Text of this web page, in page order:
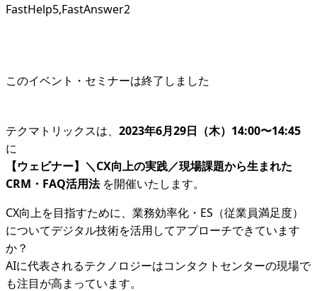
FastHelp5,FastAnswer2
このイベント・セミナーは終了しました
テクマトリックスは、 2023年6月29日（木）14:00〜14:45
に
【ウェビナー】＼CX向上の実践／現場課題から生まれた
CRM・FAQ活用法 を開催いたします。
CX向上を目指すために、業務効率化・ES（従業員満足度）
についてデジタル技術を活用してアプローチできています
か？
AIに代表されるテクノロジーはコンタクトセンターの現場で
も注目が高まっています。